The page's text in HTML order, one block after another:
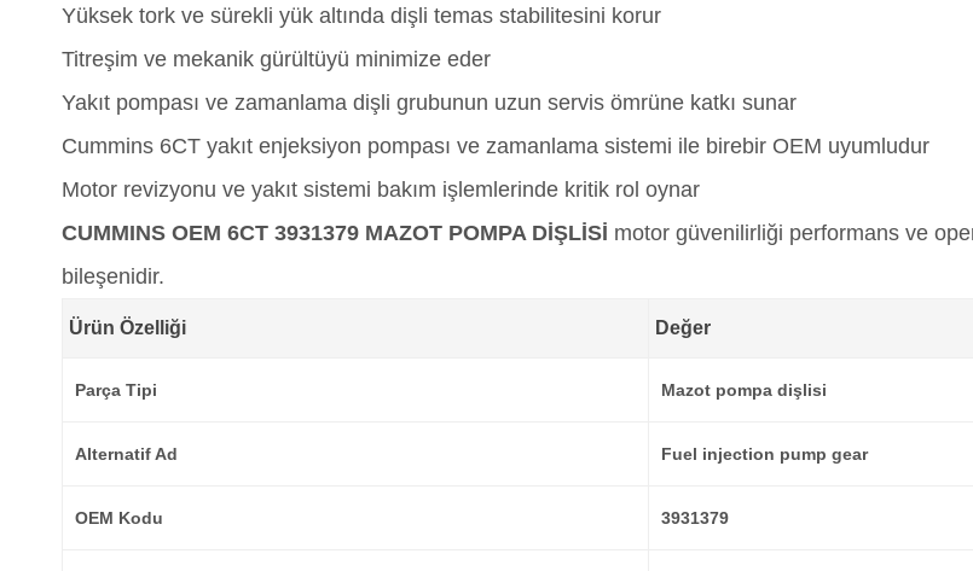
Yüksek tork ve sürekli yük altında dişli temas stabilitesini korur
Titreşim ve mekanik gürültüyü minimize eder
Yakıt pompası ve zamanlama dişli grubunun uzun servis ömrüne katkı sunar
Cummins 6CT yakıt enjeksiyon pompası ve zamanlama sistemi ile birebir OEM uyumludur
Motor revizyonu ve yakıt sistemi bakım işlemlerinde kritik rol oynar
CUMMINS OEM 6CT 3931379 MAZOT POMPA DİŞLİSİ motor güvenilirliği performans ve
bileşenidir.
Ürün Özelliği Değer
Parça Tipi Mazot pompa dişlisi
Alternatif Ad Fuel injection pump gear
OEM Kodu 3931379